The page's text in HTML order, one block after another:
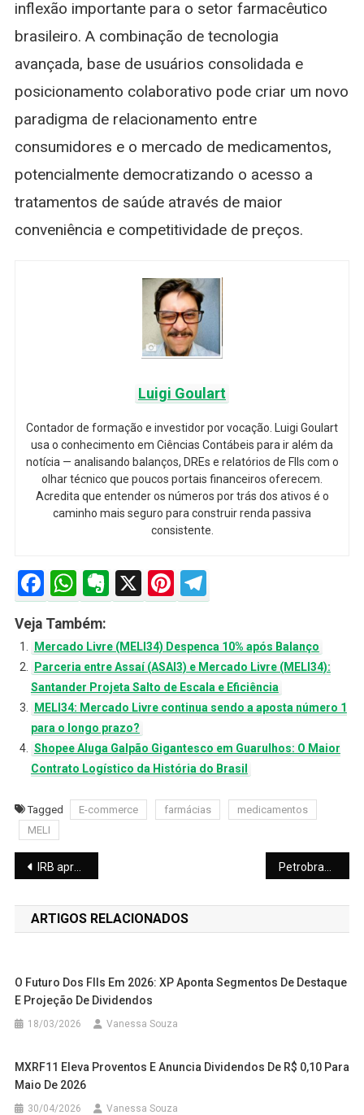
inflexão importante para o setor farmacêutico
brasileiro. A combinação de tecnologia
avançada, base de usuários consolidada e
posicionamento colaborativo pode criar um novo
paradigma de relacionamento entre
consumidores e o mercado de medicamentos,
potencialmente democratizando o acesso a
tratamentos de saúde através de maior
conveniência e competitividade de preços.
Luigi Goulart
Contador de formação e investidor por vocação. Luigi Goulart
usa o conhecimento em Ciências Contábeis para ir além da
notícia — analisando balanços, DREs e relatórios de FIIs com o
olhar técnico que poucos portais financeiros oferecem.
Acredita que entender os números por trás dos ativos é o
caminho mais seguro para construir renda passiva
consistente.
Facebook
WhatsApp
Evernote
X Pinterest
Telegram
Veja Também:
Mercado Livre (MELI34) Despenca 10% após Balanço
Parceria entre Assaí (ASAI3) e Mercado Livre (MELI34):
Santander Projeta Salto de Escala e Eficiência
MELI34: Mercado Livre continua sendo a aposta número 1
para o longo prazo?
Shopee Aluga Galpão Gigantesco em Guarulhos: O Maior
Contrato Logístico da História do Brasil
Tagged E-commerce farmácias
medicamentos
MELI
Navegação
de
Post
IRB aprova JCP de R$ 77,9 milhões para IRBR3
ARTIGOS RELACIONADOS
O Futuro Dos FIIs Em 2026: XP Aponta Segmentos De Destaque
E Projeção De Dividendos
18/03/2026 Vanessa Souza
MXRF11 Eleva Proventos E Anuncia Dividendos De R$ 0,10 Para
Maio De 2026
30/04/2026 Vanessa Souza